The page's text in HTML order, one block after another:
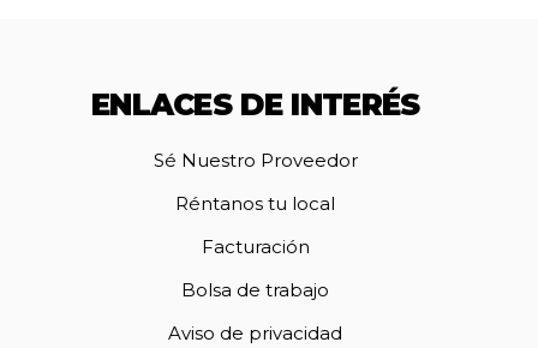
ENLACES DE INTERÉS
Sé Nuestro Proveedor
Réntanos tu local
Facturación
Bolsa de trabajo
Aviso de privacidad